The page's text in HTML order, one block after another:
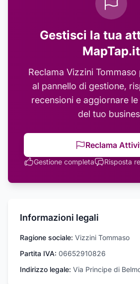
Gestisci la tua
MapTap.it
Reclama Vizzini Tommaso
al pannello di gestione,
recensioni e aggiornare
del tuo
Reclama
Gestione completa Risposta
Informazioni legali
Ragione sociale: Vizzini Tommaso
Partita IVA: 06652910826
Indirizzo legale: Via Principe di